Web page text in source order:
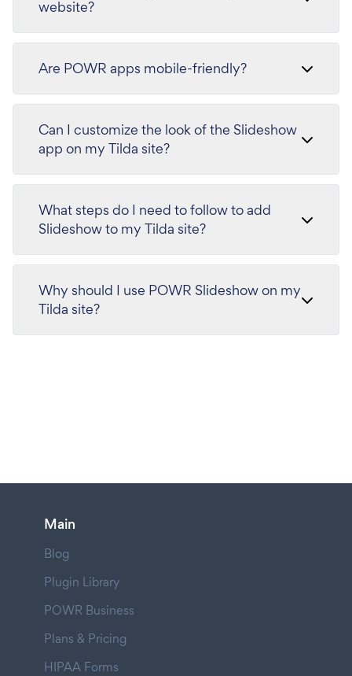
website?
Are POWR apps mobile-friendly?
Can I customize the look of the Slideshow
app on my Tilda site?
What steps do I need to follow to add
Slideshow to my Tilda site?
Why should I use POWR Slideshow on my
Tilda site?
Main
Blog
Plugin Library
POWR Business
Plans & Pricing
HIPAA Forms